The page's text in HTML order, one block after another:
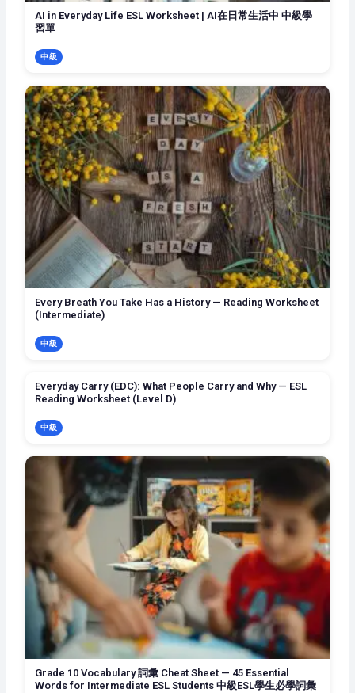
AI in Everyday Life ESL Worksheet | AI在日常生活中 中級學
習單
中級
Every Breath You Take Has a History — Reading Worksheet
(Intermediate)
中級
Everyday Carry (EDC): What People Carry and Why — ESL
Reading Worksheet (Level D)
中級
Grade 10 Vocabulary 詞彙 Cheat Sheet — 45 Essential
Words for Intermediate ESL Students 中級ESL學生必學詞彙